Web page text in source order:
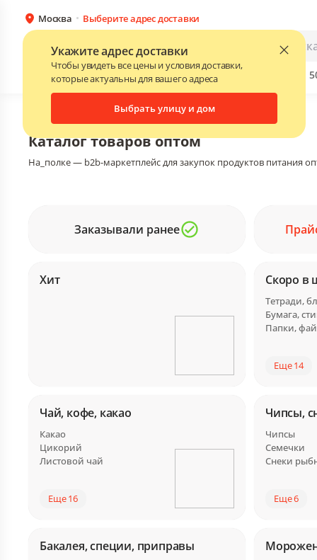
Москва Выберите адрес доставки
Укажите адрес доставки
Чтобы увидеть все цены и условия доставки,
которые актуальны для вашего адреса
Выбрать улицу и дом
Каталог
БрендыПрайс-листы поставщиков Скидки до
Каталог
Каталог товаров оптом
На_полке — b2b-маркетплейс для закупок продуктов питания
Заказывали ранее
Хит Скоро в
Бумага,
Папки,
Еще 14
Чай, кофе, какао
Какао
Цикорий
Листовой чай
Еще 16
Чипсы,
Чипсы
Семечки
Снеки
Еще 6
Бакалея, специи, приправы